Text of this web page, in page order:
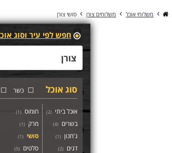
משלוחי אוכל משלוחים צורן סושי צורן
חפש לפי עיר וסוג
סוג אוכל כשר
אוכל ביתי (
2
)
בשרים (
4
)
ג'חנון (
1
)
דגים (
2
)
חומוס (
1
)
מרק (
1
)
סושי (
1
)
סלטים (
5
)